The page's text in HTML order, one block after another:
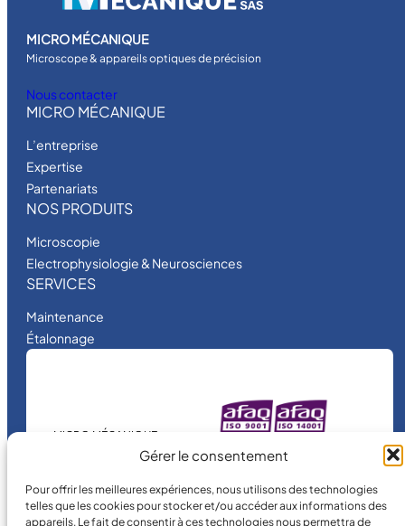
Gérer le consentement
Pour offrir les meilleures expériences, nous utilisons des technologies
telles que les cookies pour stocker et/ou accéder aux informations des
appareils. Le fait de consentir à ces technologies nous permettra de
MICRO MÉCANIQUE
Microscope & appareils optiques de précision
Nous contacter
MICRO MÉCANIQUE
L’entreprise
Expertise
Partenariats
NOS PRODUITS
Microscopie
Electrophysiologie & Neurosciences
SERVICES
Maintenance
Étalonnage
MICRO MÉCANIQUE
est une entreprise